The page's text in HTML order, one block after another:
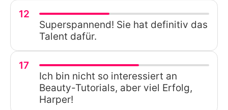
12
Superspannend! Sie hat definitiv das
Talent dafür.
17
Ich bin nicht so interessiert an
Beauty-Tutorials, aber viel Erfolg,
Harper!